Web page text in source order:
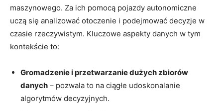
maszynowego. Za ich pomocą pojazdy autonomiczne
uczą się analizować otoczenie i podejmować decyzje w
czasie rzeczywistym. Kluczowe aspekty danych w tym
kontekście to:
Gromadzenie i przetwarzanie dużych zbiorów
danych – pozwala to na ciągłe udoskonalanie
algorytmów decyzyjnych.